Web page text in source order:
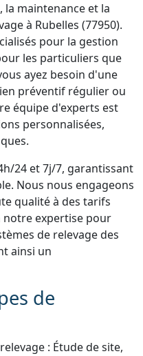
maintenance et la
à Rubelles (77950).
pour la gestion
les particuliers que
ayez besoin d'une
préventif régulier ou
équipe d'experts est
personnalisées,
24 et 7j/7, garantissant
Nous nous engageons
qualité à des tarifs
notre expertise pour
de relevage des
ainsi un
de
: Étude de site,